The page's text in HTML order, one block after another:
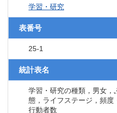
学習・研究
表番号
25-1
統計表名
学習・研究の種類，男女，
態，ライフステージ，頻度
行動者数